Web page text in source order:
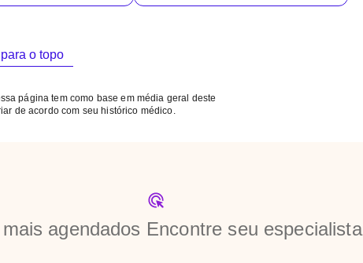
para o topo
página tem como base em média geral deste
de acordo com seu histórico médico.
agendados Encontre seu especialista